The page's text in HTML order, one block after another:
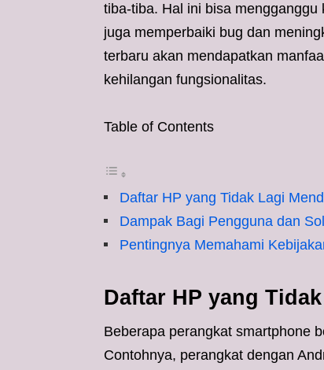
tiba-tiba. Hal ini bisa
juga memperbaiki bug dan
terbaru akan mendapatkan
kehilangan fungsionalitas.
Table of Contents
Daftar HP yang Tidak Lagi
Dampak Bagi Pengguna dan
Pentingnya Memahami
Daftar HP yang
Beberapa perangkat smartphone
Contohnya, perangkat dengan